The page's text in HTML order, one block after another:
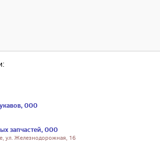
ООО
запчастей, ООО
ул. Железнодорожная, 16